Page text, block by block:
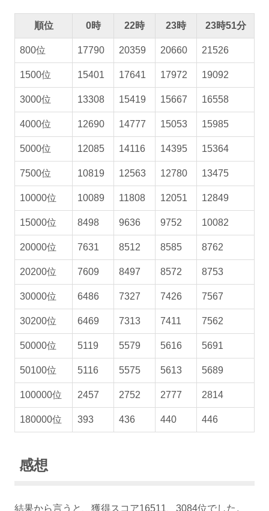
順位 0時 22時 23時 23時51分
800位 17790 20359 20660 21526
1500位 15401 17641 17972 19092
3000位 13308 15419 15667 16558
4000位 12690 14777 15053 15985
5000位 12085 14116 14395 15364
7500位 10819 12563 12780 13475
10000位 10089 11808 12051 12849
15000位 8498 9636 9752 10082
20000位 7631 8512 8585 8762
20200位 7609 8497 8572 8753
30000位 6486 7327 7426 7567
30200位 6469 7313 7411 7562
50000位 5119 5579 5616 5691
50100位 5116 5575 5613 5689
100000位 2457 2752 2777 2814
180000位 393 436 440 446
感想
結果から言うと、獲得スコア16511、3084位でした。